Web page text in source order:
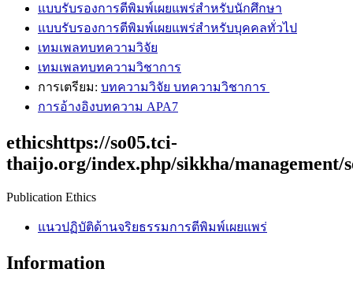
แบบรับรองการตีพิมพ์เผยแพร่สำหรับนักศึกษา
แบบรับรองการตีพิมพ์เผยแพร่สำหรับบุคคลทั่วไป
เทมเพลทบทความวิจัย
เทมเพลทบทความวิชาการ
การเตรียม: บทความวิจัย บทความวิชาการ
การอ้างอิงบทความ APA7
ethicshttps://so05.tci-
thaijo.org/index.php/sikkha/management/
Publication Ethics
แนวปฏิบัติด้านจริยธรรมการตีพิมพ์เผยแพร่
Information